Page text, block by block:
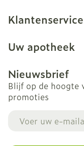
Klantenservice
Uw apotheek
Nieuwsbrief
Blijf op de hoogte
promoties